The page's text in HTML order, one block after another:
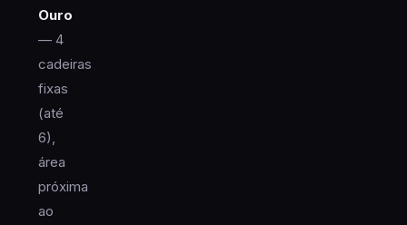
Ouro
— 4
cadeiras
fixas
(até
6),
área
próxima
ao